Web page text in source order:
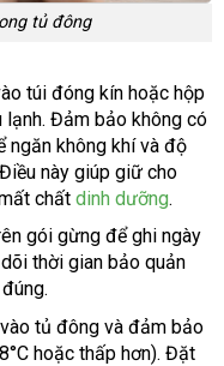
tủ đông
túi đóng kín hoặc hộp
Đảm bảo không có
ngăn không khí và độ
này giúp giữ cho
chất dinh dưỡng.
gói gừng để ghi ngày
thời gian bảo quản
tủ đông và đảm bảo
hoặc thấp hơn). Đặt